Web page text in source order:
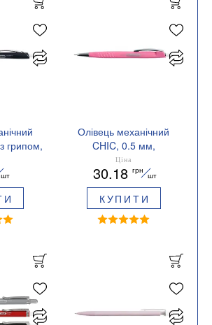
грипом,
шт
Олівець механічний
CHIC, 0.5 мм,
тригранний, рожевий
BUROMAX BM.8693-10
Ціна
30.18 грн
шт
КУПИТИ